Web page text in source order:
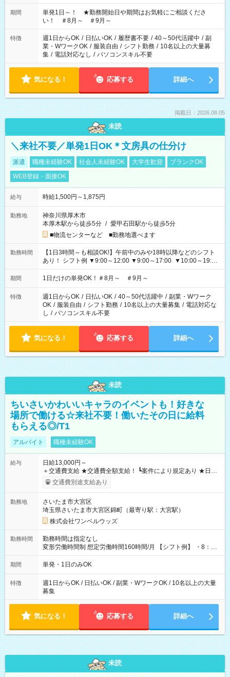
ださい！
期間
単発1日～！ ★勤務開始日や期間はお気軽にご相談くださ
い！ ＃8月～ ＃9月～
特徴 週1日からOK / 日払いOK / 履歴書不要 / 40～50代活躍中 / 副
業・WワークOK / 服装自由 / シフト勤務 / 10名以上の大量募
集 / 電話対応なし / パソコンスキル不要
気になる！ 応募する 詳細へ
掲載日：2026.08.05
未読
＼来社不要／単発1日OK＊文房具の仕分け
派遣 職種未経験OK 社会人未経験OK 大学生歓迎
ブランクOK
WEB登録・面接OK
給与 時給1,500円～1,875円
勤務地
神奈川県厚木市
本厚木駅から徒歩5分 / 愛甲石田駅から徒歩5分
■物流センターなど ■勤務地選べます
勤務時間
【1日3時間～も相談OK!】午前中のみや18時以降などのシフト
あり！ シフト例 ▼9:00～12:00 ▼9:00～17:00 ▼10:00～19:00
▼18:00～21:00
期間 1日だけの単発OK！＃8月～ ＃9月～
特徴 週1日からOK / 日払いOK / 40～50代活躍中 / 副業・Wワーク
OK / 服装自由 / シフト勤務 / 10名以上の大量募集 / 電話対応な
し / パソコンスキル不要
気になる！ 応募する 詳細へ
未読
ちいさいかわいいキャラのイベントも！好きな
場所で働ける☆来社不要！働いたその日に給料
もらえる◎/T1
アルバイト 職種未経験OK
給与
日給13,000円～
＋交通費支給 ★交通費全額支給！ ┗案件により規定あり ★日払
いOK！（規定あり） ┗働いたその日に現金GET♪ お仕事後はコ
ンビニATMから 日払い分を引き落とせます！ 【試用期間】試
交通費別途支給あり
勤務地
さいたま市大宮区
埼玉県さいたま市大宮区錦町（最寄り駅：大宮駅）
株式会社ワンベルウッズ
勤務時間
勤務時間は指定なし
変形労働時間制 想定労働時間160時間/月 【シフト例】 ・8：00
～21：00
期間 単発・1日のみOK
特徴
週1日からOK / 日払いOK / 副業・WワークOK / 10名以上の大量
募集
気になる！ 応募する 詳細へ
未読